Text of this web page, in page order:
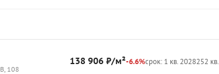
108
138 906 ₽/м²-6.6%срок: 1 кв. 2028252 кв.